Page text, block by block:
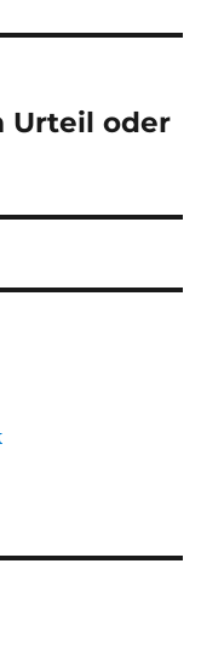
Urteil oder